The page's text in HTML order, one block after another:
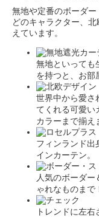
無地や定番のボーダ
どのキャラクター、
えています。
無地といっても
を持つと、お部
世界中から愛さ
てくれる可愛い
カラーまで揃え
フィンランド出
インカーテン。
人気のボーダ
ゃれなものまで
トレンドに左